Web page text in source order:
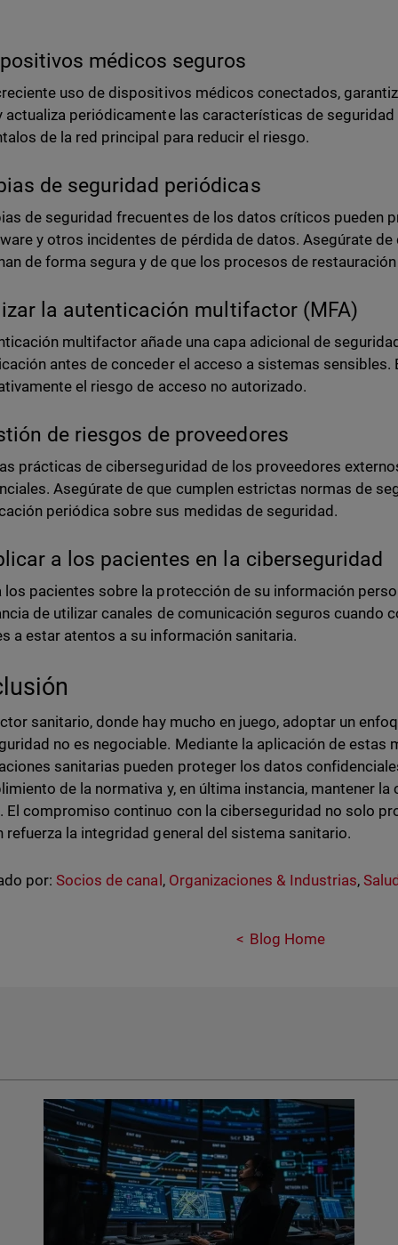
médicos seguros
uso de dispositivos médicos conectados,
actualiza periódicamente las características de
de la red principal para reducir el riesgo.
de seguridad periódicas
de seguridad frecuentes de los datos críticos pueden
y otros incidentes de pérdida de datos. Asegúrate
de forma segura y de que los procesos de
la autenticación multifactor (MFA)
multifactor añade una capa adicional de
antes de conceder el acceso a sistemas sensibles.
el riesgo de acceso no autorizado.
de riesgos de proveedores
prácticas de ciberseguridad de los proveedores
Asegúrate de que cumplen estrictas normas de
periódica sobre sus medidas de seguridad.
a los pacientes en la ciberseguridad
los pacientes sobre la protección de su información
de utilizar canales de comunicación seguros cuando
a estar atentos a su información sanitaria.
sanitario, donde hay mucho en juego, adoptar un
no es negociable. Mediante la aplicación de estas
sanitarias pueden proteger los datos
de la normativa y, en última instancia, mantener
El compromiso continuo con la ciberseguridad no solo
refuerza la integridad general del sistema sanitario.
por: Socios de canal , Organizaciones & Industrias,
Blog Home